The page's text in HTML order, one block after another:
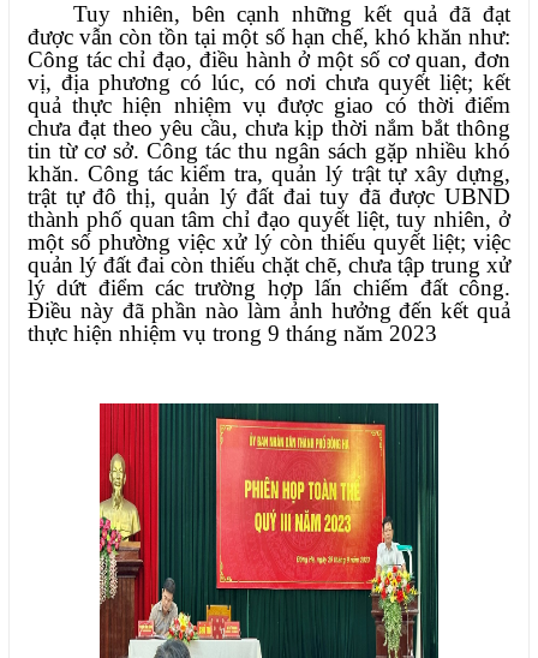
Tuy nhiên, bên cạnh những kết quả đã đạt
được vẫn còn tồn tại một số hạn chế, khó khăn như:
Công tác chỉ đạo, điều hành ở một số cơ quan, đơn
vị, địa phương có lúc, có nơi chưa quyết liệt; kết
quả thực hiện nhiệm vụ được giao có thời điểm
chưa đạt theo yêu cầu, chưa kịp thời nắm bắt thông
tin từ cơ sở. Công tác thu ngân sách gặp nhiều khó
khăn. Công tác kiểm tra, quản lý trật tự xây dựng,
trật tự đô thị, quản lý đất đai tuy đã được UBND
thành phố quan tâm chỉ đạo quyết liệt, tuy nhiên, ở
một số phường việc xử lý còn thiếu quyết liệt; việc
quản lý đất đai còn thiếu chặt chẽ, chưa tập trung xử
lý dứt điểm các trường hợp lấn chiếm đất công.
Điều này đã phần nào làm ảnh hưởng đến kết quả
thực hiện nhiệm vụ trong 9 tháng năm 2023